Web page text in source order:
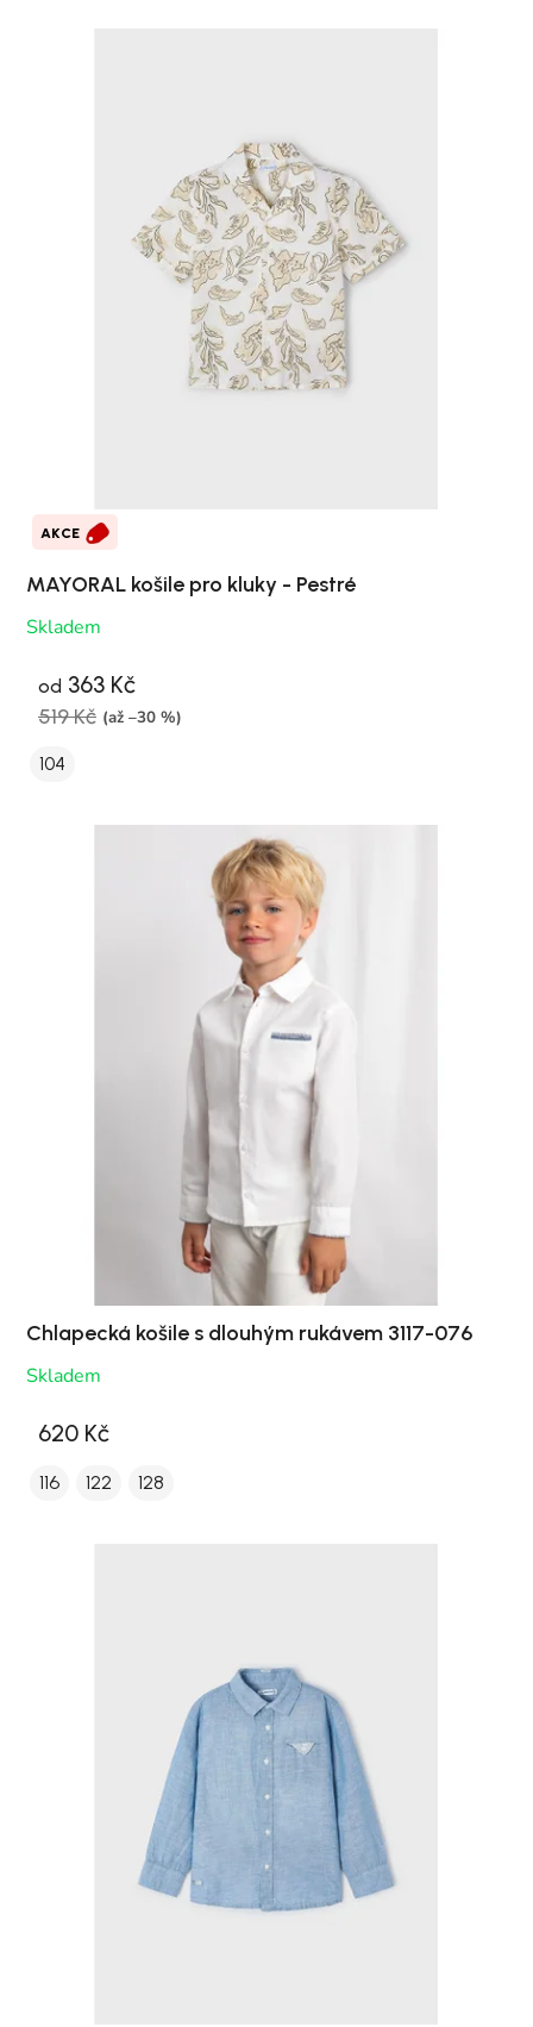
AKCE
MAYORAL košile pro kluky - Pestré
Skladem
od 363 Kč
519 Kč (až –30 %)
104
Chlapecká košile s dlouhým rukávem 3117-076
Skladem
620 Kč
116 122 128